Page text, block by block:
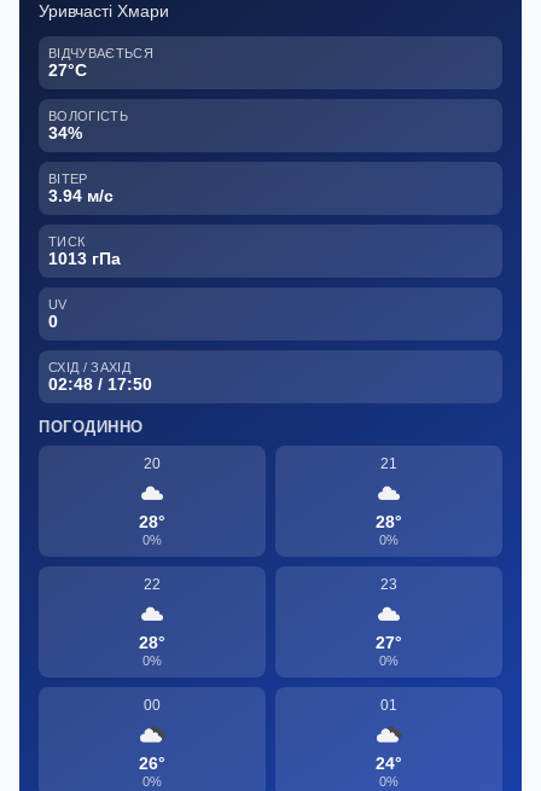
Уривчасті Хмари
ВІДЧУВАЄТЬСЯ
27°C
ВОЛОГІСТЬ
34%
ВІТЕР
3.94 м/с
ТИСК
1013 гПа
UV
0
СХІД / ЗАХІД
02:48 / 17:50
ПОГОДИННО
20
28°
0%
21
28°
0%
22
28°
0%
23
27°
0%
00
26°
0%
01
24°
0%